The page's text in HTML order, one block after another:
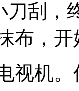
刀刮，
布，
视机